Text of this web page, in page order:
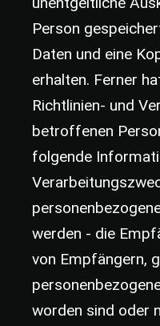
Person
Daten und eine
erhalten. Ferner
Richtlinien- und
betroffenen
folgende
werden - die
von Empfängern,
worden sind oder